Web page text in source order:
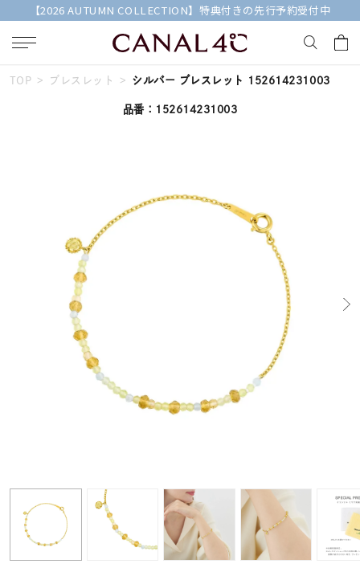
【2026 AUTUMN COLLECTION】特典付きの先行予約受付中
キーワードで検索する
#ハーフエタニティリング
#メンズ ネックレス
Canal４℃
カテゴリー すべてのジュエリー
モチーフ
TOP ブレスレット シルバー ブレスレット 152614231003
品番：152614231003